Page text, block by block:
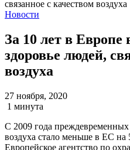
Новости
За 10 лет в Европе
здоровье людей,
воздуха
27 ноября, 2020
1 минута
С 2009 года преждевременных
воздуха стало меньше в ЕС
Европейское агентство по